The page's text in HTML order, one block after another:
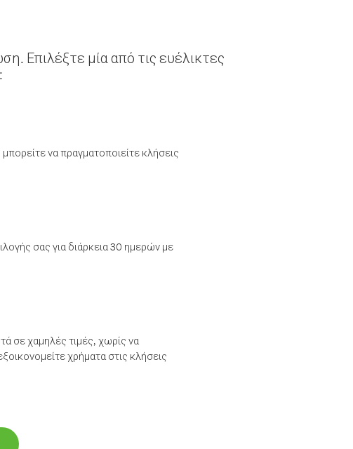
Επιλέξτε μία από τις ευέλικτες
να πραγματοποιείτε κλήσεις
σας για διάρκεια 30 ημερών με
σε χαμηλές τιμές, χωρίς να
χρήματα στις κλήσεις